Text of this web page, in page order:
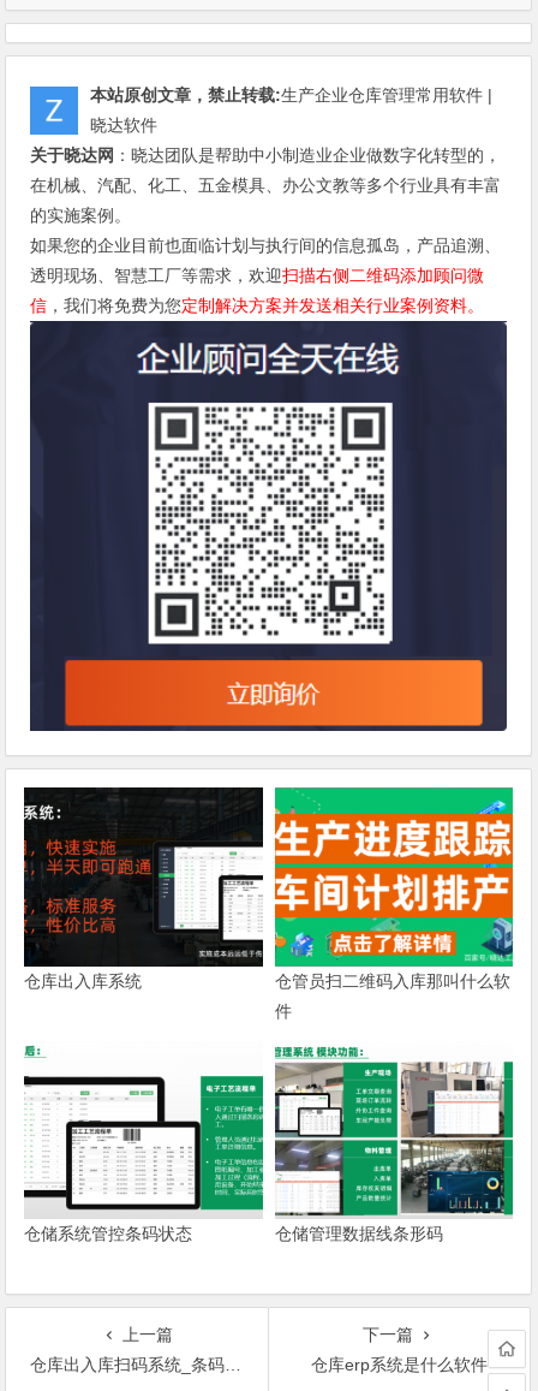
本站原创文章，禁止转载:生产企业仓库管理常用软件 |
晓达软件
关于晓达网 ：晓达团队是帮助中小制造业企业做数字化转型的，
在机械、汽配、化工、五金模具、办公文教等多个行业具有丰富
的实施案例。
如果您的企业目前也面临计划与执行间的信息孤岛，产品追溯、
透明现场、智慧工厂等需求，欢迎扫描右侧二维码添加顾问微
信 ，我们将免费为您定制解决方案并发送相关行业案例资料。
仓库出入库系统
仓管员扫二维码入库那叫什么软
件
仓储系统管控条码状态 仓储管理数据线条形码
上一篇
仓库出入库扫码系统_条码管理
下一篇
仓库erp系统是什么软件